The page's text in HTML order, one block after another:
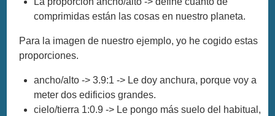
comprimidas están las cosas en nuestro planeta.
Para la imagen de nuestro ejemplo, yo he cogido estas
proporciones.
ancho/alto -> 3.9:1 -> Le doy anchura, porque voy a
meter dos edificios grandes.
cielo/tierra 1:0.9 -> Le pongo más suelo del habitual,